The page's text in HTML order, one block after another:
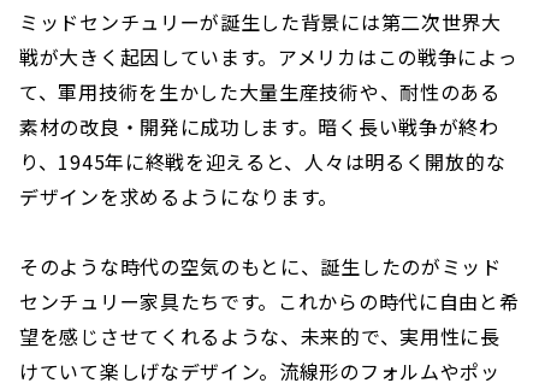
ミッドセンチュリーが誕生した背景には第二次世界大
戦が大きく起因しています。アメリカはこの戦争によっ
て、軍用技術を生かした大量生産技術や、耐性のある
素材の改良・開発に成功します。暗く長い戦争が終わ
り、1945年に終戦を迎えると、人々は明るく開放的な
デザインを求めるようになります。
そのような時代の空気のもとに、誕生したのがミッド
センチュリー家具たちです。これからの時代に自由と希
望を感じさせてくれるような、未来的で、実用性に長
けていて楽しげなデザイン。流線形のフォルムやポッ